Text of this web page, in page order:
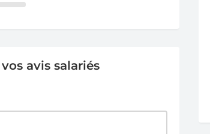
avis salariés